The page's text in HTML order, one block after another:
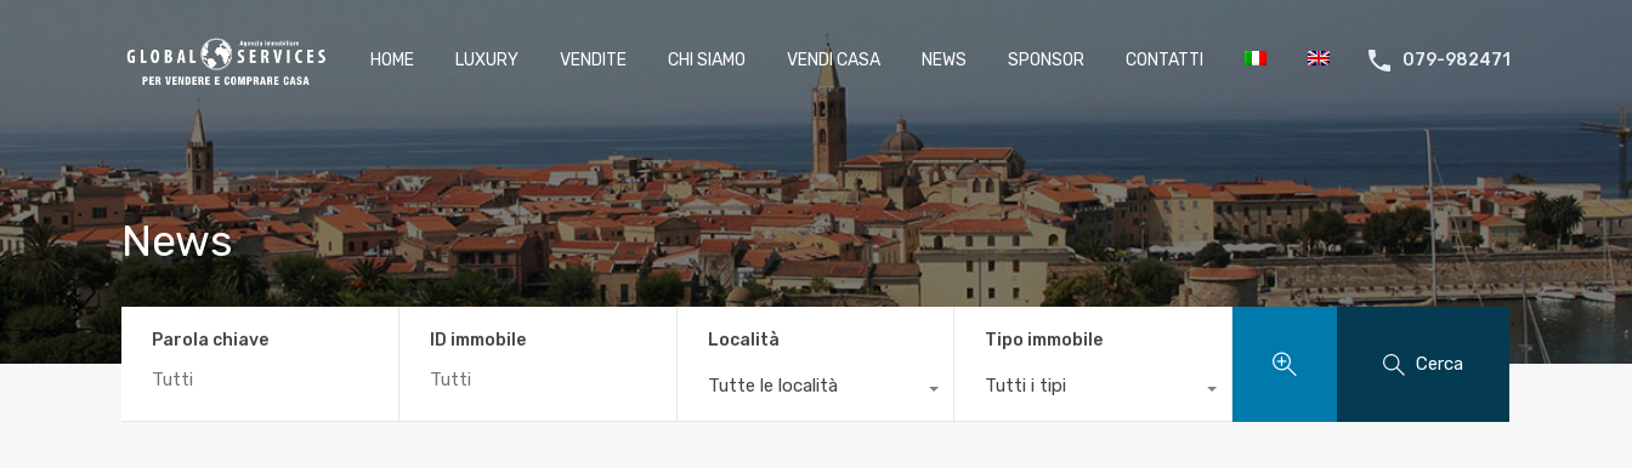
HOME LUXURY VENDITE CHI SIAMO VENDI CASA NEWS SPONSOR CONTATTI 079-982471
News
Parola chiave ID immobile Località
Tutte le località
Tipo immobile
Tutti i tipi
Cerca